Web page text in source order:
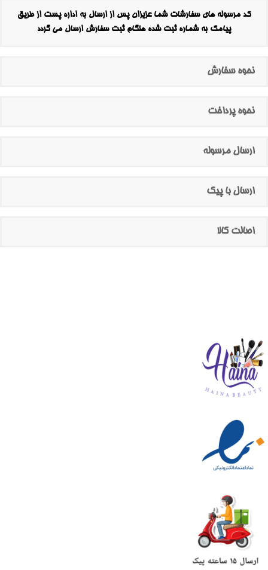
کد مرسوله های سفارشات شما عزیزان پس از ارسال به اداره پست از طریق
پیامک به شماره ثبت شده هنگام ثبت سفارش ارسال می گردد
نحوه سفارش
نحوه پرداخت
ارسال مرسوله
ارسال با پیک
اصالت کالا